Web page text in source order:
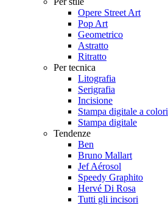
Opere Street Art
Pop Art
Geometrico
Astratto
Ritratto
Per tecnica
Litografia
Serigrafia
Incisione
Stampa digitale a colori
Stampa digitale
Tendenze
Ben
Bruno Mallart
Jef Aérosol
Speedy Graphito
Hervé Di Rosa
Tutti gli incisori